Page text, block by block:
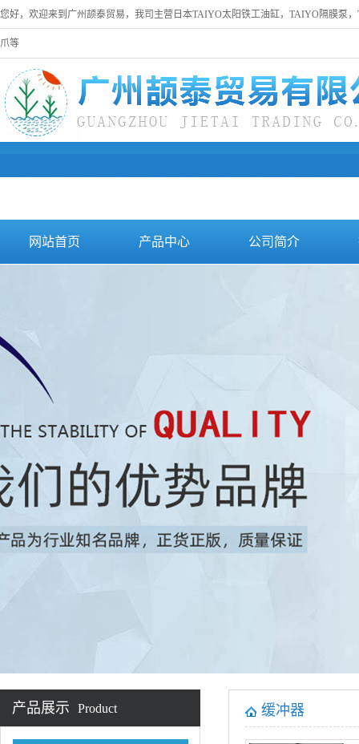
您好，欢迎来到广州颉泰贸易，我司主营日本TAIYO太阳铁工油缸，TAIYO隔膜泵
爪等
网站首页 产品中心 公司简介
产品展示 Product 缓冲器